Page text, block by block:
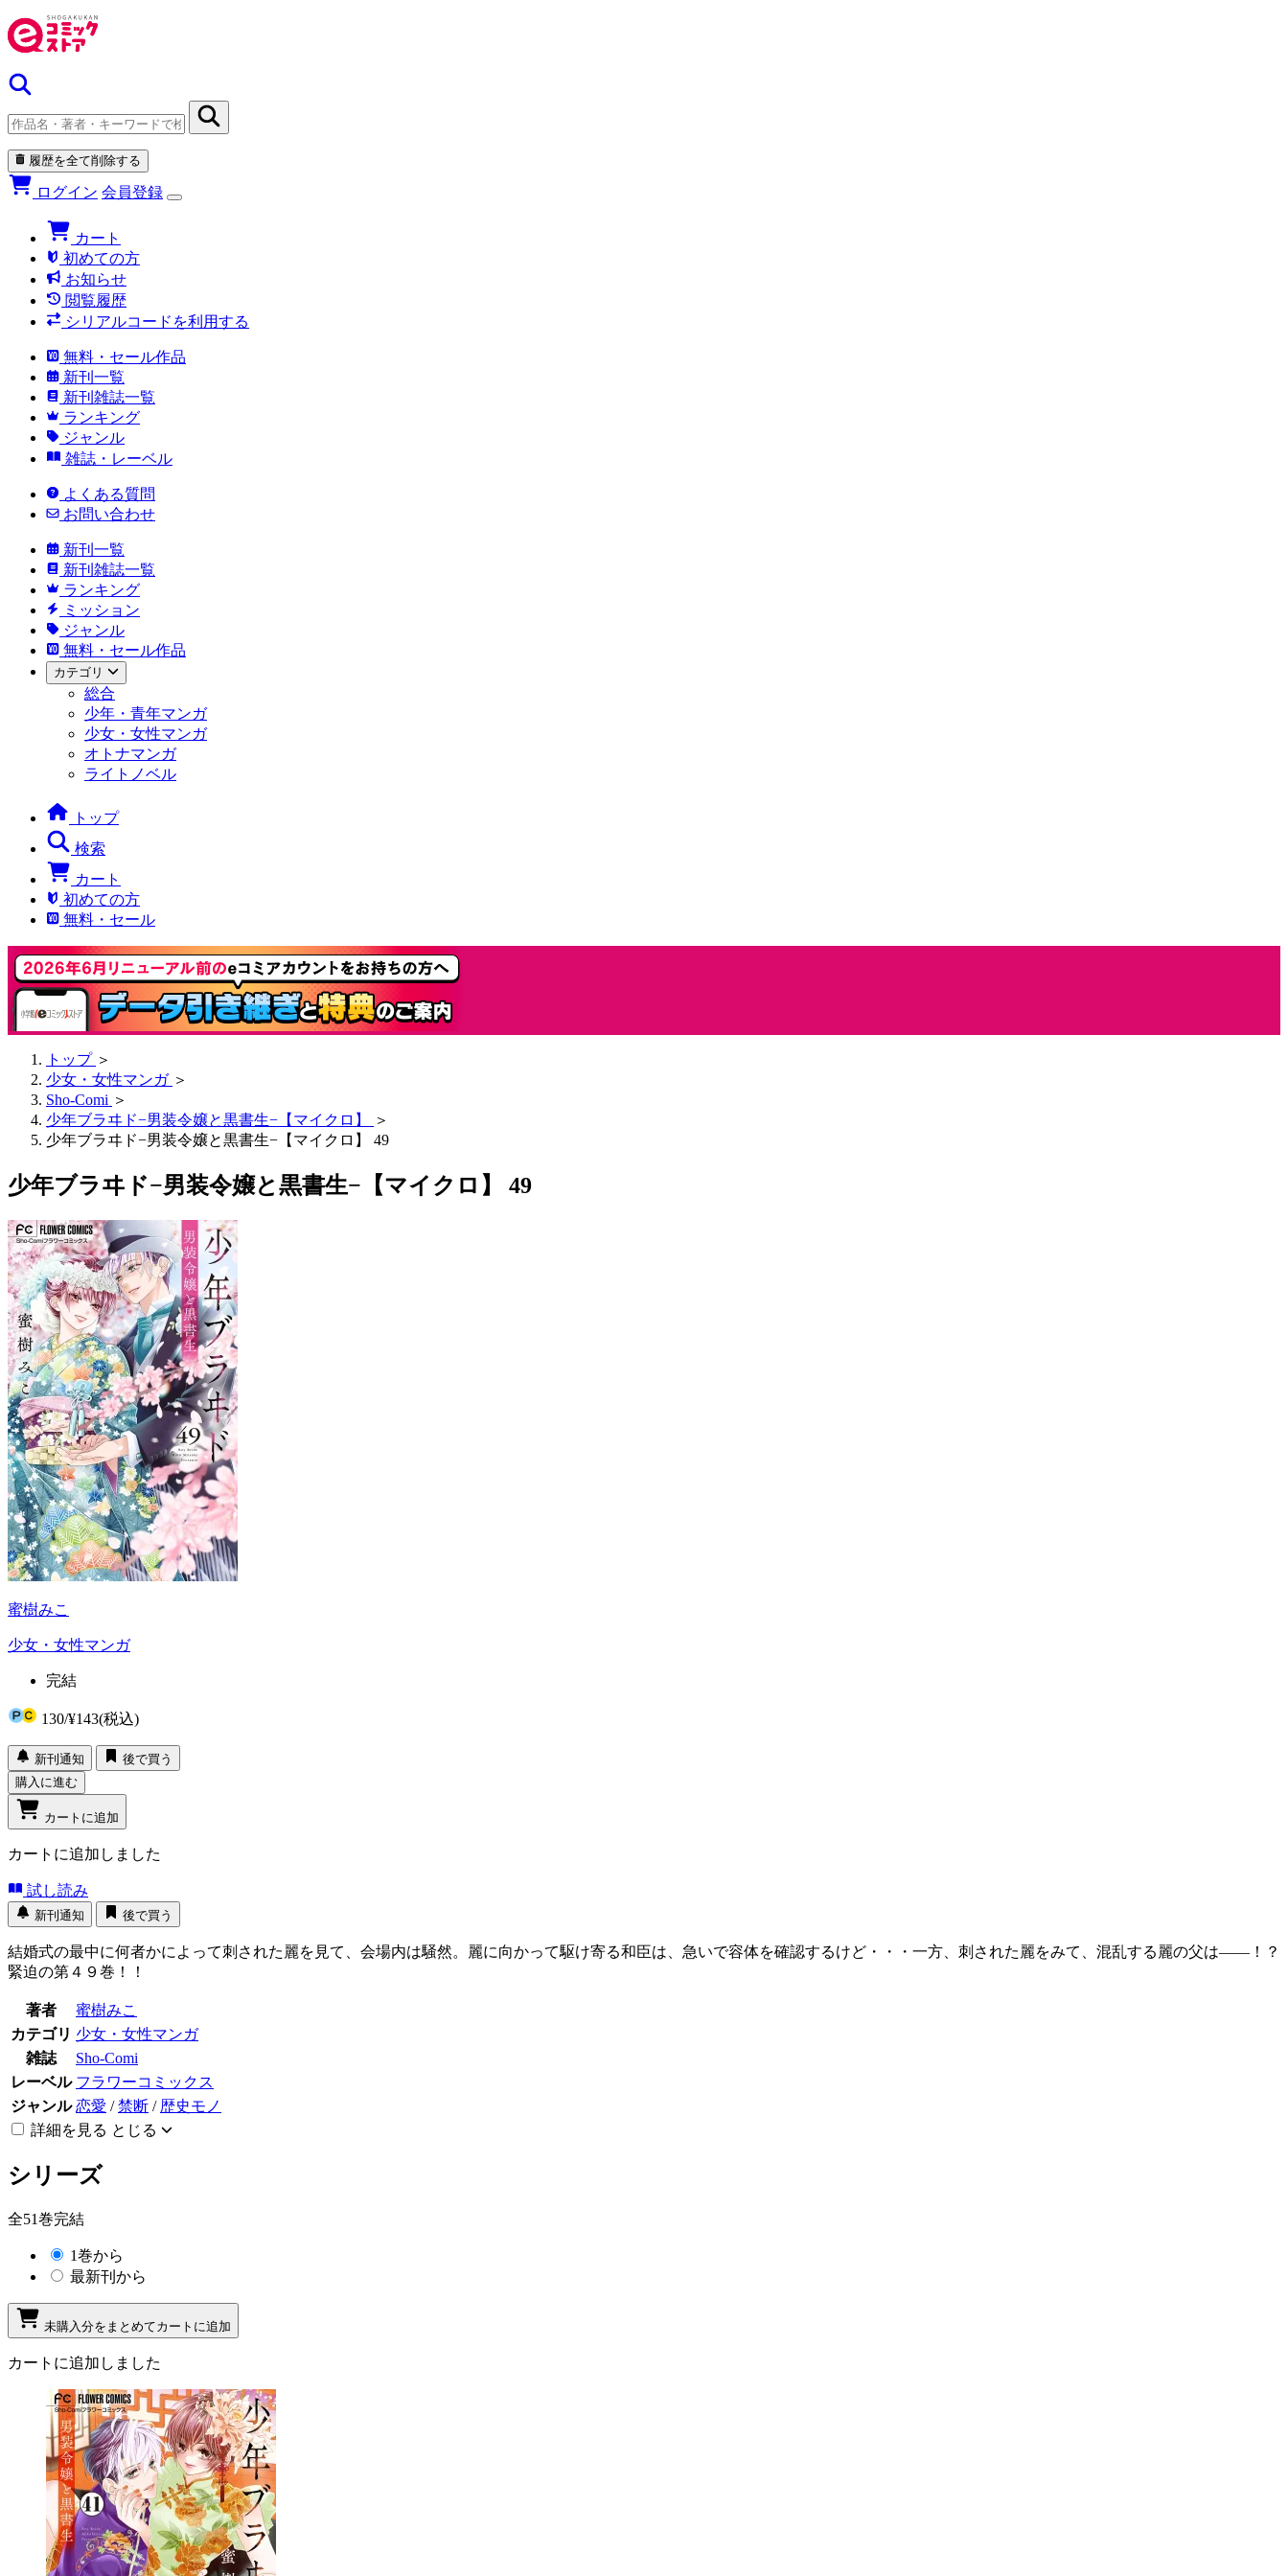
履歴を全て削除する
ログイン 会員登録
カート
初めての方
お知らせ
閲覧履歴
シリアルコードを利用する
無料・セール作品
新刊一覧
新刊雑誌一覧
ランキング
ジャンル
雑誌・レーベル
よくある質問
お問い合わせ
新刊一覧
新刊雑誌一覧
ランキング
ミッション
ジャンル
無料・セール作品
カテゴリ
総合
少年・青年マンガ
少女・女性マンガ
オトナマンガ
ライトノベル
トップ
検索
カート
初めての方
無料・セール
トップ ＞
少女・女性マンガ ＞
Sho-Comi ＞
少年ブラヰド−男装令嬢と黒書生−【マイクロ】
＞
少年ブラヰド−男装令嬢と黒書生−【マイクロ】 49
少年ブラヰド−男装令嬢と黒書生−【マイクロ】 49
蜜樹みこ
少女・女性マンガ
完結
130/¥143(税込)
新刊通知
後で買う
購入に進む
カートに追加
カートに追加しました
試し読み
新刊通知 後で買う
結婚式の最中に何者かによって刺された麗を見て、会場内は騒然。麗に向かって駆け寄る和臣は、急いで容体を確認するけど・・・一方、刺された麗をみて、混乱する麗の父は――！？
緊迫の第４９巻！！
著者
蜜樹みこ
カテゴリ 少女・女性マンガ
雑誌
Sho-Comi
レーベル フラワーコミックス
ジャンル 恋愛 /禁断 / 歴史モノ
詳細を見る とじる
シリーズ
全51巻完結
1巻から
最新刊から
未購入分をまとめてカートに追加
カートに追加しました